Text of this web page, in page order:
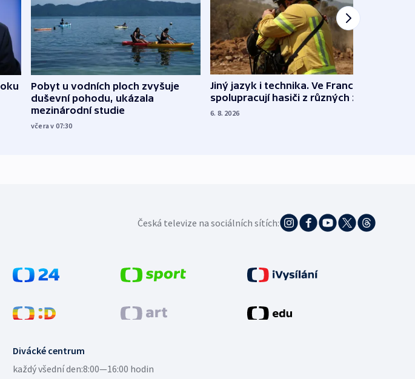
Pobyt u vodních ploch zvyšuje
duševní pohodu, ukázala
mezinárodní studie
včera v 07:30
Jiný jazyk i technika. Ve Francii
spolupracují hasiči z různých zemí
6. 8. 2026
Česká televize na sociálních sítích:
Divácké centrum
každý všední den:8:00—16:00 hodin